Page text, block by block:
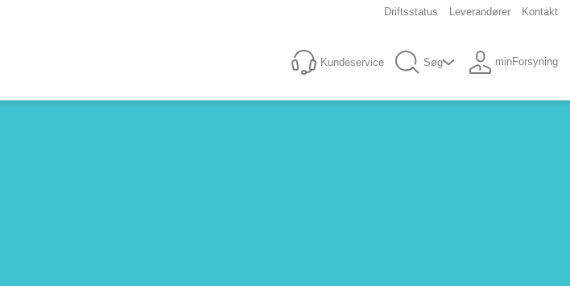
Driftsstatus Leverandører Kontakt
Kundeservice Søg minForsyning